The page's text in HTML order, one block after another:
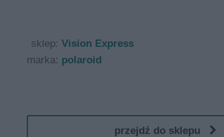
sklep: Vision Express
marka: polaroid
przejdź do sklepu